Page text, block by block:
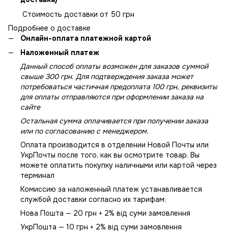
Стоимость доставки от 50 грн
Подробнее о доставке
Онлайн-оплата платежной картой
Наложенный платеж
Данный способ оплаты возможен для заказов суммой
свыше 300 грн. Для подтверждения заказа может
потребоваться частичная предоплата 100 грн, реквизиты
для оплаты отправляются при оформлении заказа на
сайте
Остальная сумма оплачивается при получении заказа
или по согласованию с менеджером.
Оплата производится в отделении Новой Почты или
УкрПочты после того, как вы осмотрите товар. Вы
можете оплатить покупку наличными или картой через
терминал
Комиссию за наложенный платеж устанавливается
службой доставки согласно их тарифам:
Нова Пошта — 20 грн + 2% від суми замовлення
УкрПошта — 10 грн + 2% від суми замовлення